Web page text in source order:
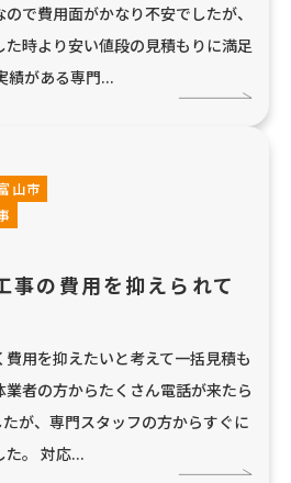
で費用面がかなり不安でしたが、
時より安い値段の見積もりに満足
績がある専門...
山市
事の費用を抑えられて
用を抑えたいと考えて一括見積も
者の方からたくさん電話が来たら
が、専門スタッフの方からすぐに
た。 対応...